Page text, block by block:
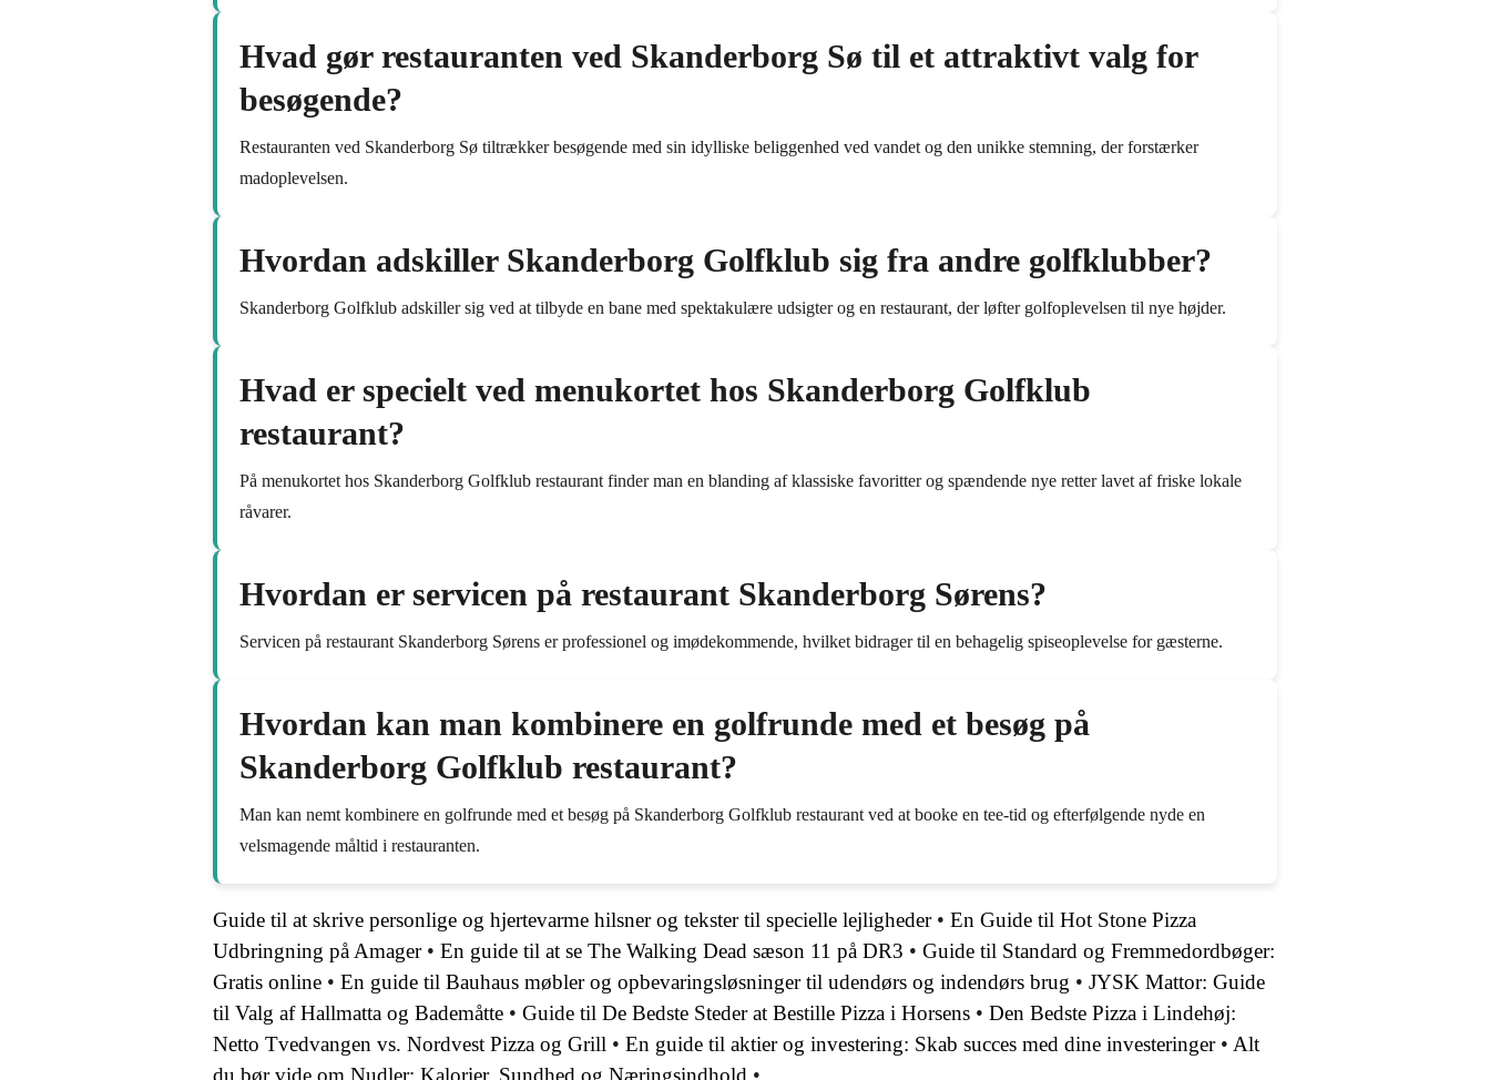
Hvad gør restauranten ved Skanderborg Sø til et attraktivt valg for
besøgende?
Restauranten ved Skanderborg Sø tiltrækker besøgende med sin idylliske beliggenhed ved vandet og den unikke stemning, der forstærker
madoplevelsen.
Hvordan adskiller Skanderborg Golfklub sig fra andre golfklubber?
Skanderborg Golfklub adskiller sig ved at tilbyde en bane med spektakulære udsigter og en restaurant, der løfter golfoplevelsen til nye højder.
Hvad er specielt ved menukortet hos Skanderborg Golfklub
restaurant?
På menukortet hos Skanderborg Golfklub restaurant finder man en blanding af klassiske favoritter og spændende nye retter lavet af friske lokale
råvarer.
Hvordan er servicen på restaurant Skanderborg Sørens?
Servicen på restaurant Skanderborg Sørens er professionel og imødekommende, hvilket bidrager til en behagelig spiseoplevelse for gæsterne.
Hvordan kan man kombinere en golfrunde med et besøg på
Skanderborg Golfklub restaurant?
Man kan nemt kombinere en golfrunde med et besøg på Skanderborg Golfklub restaurant ved at booke en tee-tid og efterfølgende nyde en
velsmagende måltid i restauranten.
Guide til at skrive personlige og hjertevarme hilsner og tekster til specielle lejligheder• En Guide til Hot Stone Pizza
Udbringning på Amager• En guide til at se The Walking Dead sæson 11 på DR3 • Guide til Standard og Fremmedordbøger:
Gratis online • En guide til Bauhaus møbler og opbevaringsløsninger til udendørs og indendørs brug • JYSK Mattor: Guide
til Valg af Hallmatta og Bademåtte • Guide til De Bedste Steder at Bestille Pizza i Horsens • Den Bedste Pizza i Lindehøj:
Netto Tvedvangen vs. Nordvest Pizza og Grill • En guide til aktier og investering: Skab succes med dine investeringer• Alt
du bør vide om Nudler: Kalorier, Sundhed og Næringsindhold •